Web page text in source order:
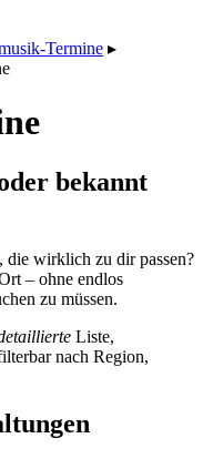
Termine ▸
bekannt
die wirklich zu dir passen?
– ohne endlos
zu müssen.
Liste,
nach Region,